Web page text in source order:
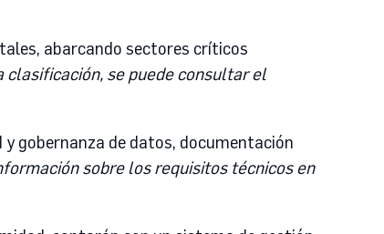
abarcando sectores críticos
se puede consultar el
gobernanza de datos, documentación
sobre los requisitos técnicos en